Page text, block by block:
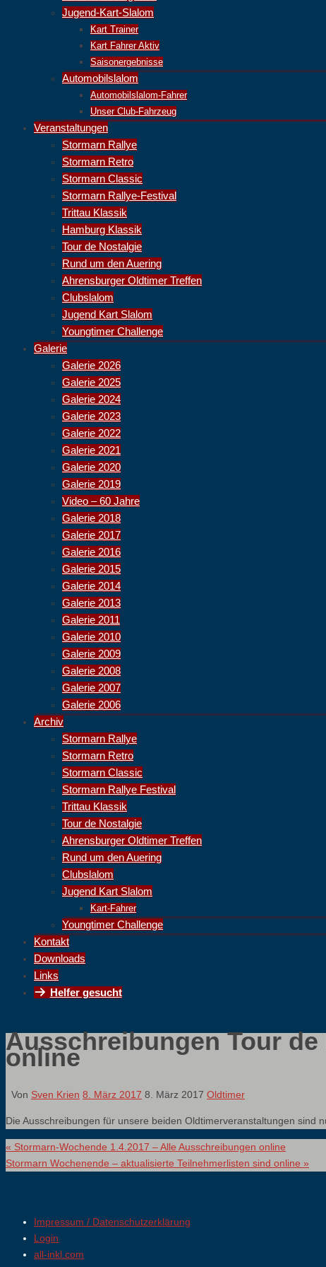
Jugend-Kart-Slalom
Kart Trainer
Kart Fahrer Aktiv
Saisonergebnisse
Automobilslalom
Automobilslalom-Fahrer
Unser Club-Fahrzeug
Veranstaltungen
Stormarn Rallye
Stormarn Retro
Stormarn Classic
Stormarn Rallye-Festival
Trittau Klassik
Hamburg Klassik
Tour de Nostalgie
Rund um den Auering
Ahrensburger Oldtimer Treffen
Clubslalom
Jugend Kart Slalom
Youngtimer Challenge
Galerie
Galerie 2026
Galerie 2025
Galerie 2024
Galerie 2023
Galerie 2022
Galerie 2021
Galerie 2020
Galerie 2019
Video – 60 Jahre
Galerie 2018
Galerie 2017
Galerie 2016
Galerie 2015
Galerie 2014
Galerie 2013
Galerie 2011
Galerie 2010
Galerie 2009
Galerie 2008
Galerie 2007
Galerie 2006
Archiv
Stormarn Rallye
Stormarn Retro
Stormarn Classic
Stormarn Rallye Festival
Trittau Klassik
Tour de Nostalgie
Ahrensburger Oldtimer Treffen
Rund um den Auering
Clubslalom
Jugend Kart Slalom
Kart-Fahrer
Youngtimer Challenge
Kontakt
Downloads
Links
Helfer gesucht
Ausschreibungen Tour
online
Von Sven Krien 8. März 2017 8. März 2017 Oldtimer
Die Ausschreibungen für unsere beiden Oldtimerveranstaltungen sind
« Stormarn-Wochende 1.4.2017 – Alle Ausschreibungen online
Stormarn Wochenende – aktualisierte Teilnehmerlisten sind online »
Impressum / Datenschutzerklärung
Login
all-inkl.com